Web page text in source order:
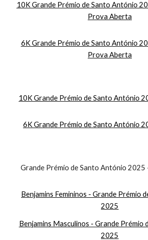
10K Grande Prémio de Santo António
Prova Aberta
6K Grande Prémio de Santo António
Prova Aberta
10K Grande Prémio de Santo António
6K Grande Prémio de Santo António
Grande Prémio de Santo António 2025
Benjamins Femininos - Grande Prémio
2025
Benjamins Masculinos - Grande Prémio
2025